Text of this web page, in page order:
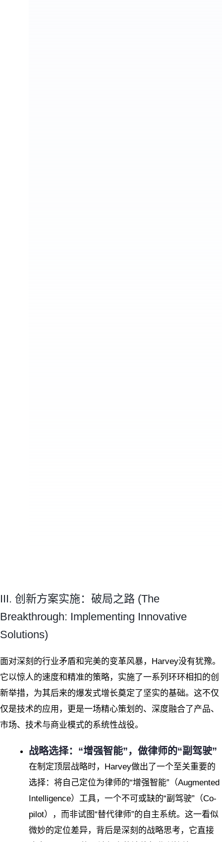
III. 创新方案实施：破局之路 (The
Breakthrough: Implementing Innovative
Solutions)
面对深刻的行业矛盾和完美的变革风暴，Harvey没有犹豫。
它以惊人的速度和精准的策略，实施了一系列环环相扣的创
新举措，为其后来的爆发式增长奠定了坚实的基础。这不仅
仅是技术的应用，更是一场精心策划的、深度融合了产品、
市场、技术与商业模式的系统性战役。
战略选择：“增强智能”，做律师的“副驾驶”
在制定顶层战略时，Harvey做出了一个至关重要的
选择：将自己定位为律师的“增强智能”（Augmented
Intelligence）工具，一个不可或缺的“副驾驶”（Co-
pilot），而非试图“替代律师”的自主系统。这一看似
微妙的定位差异，背后是深刻的战略思考，它直接